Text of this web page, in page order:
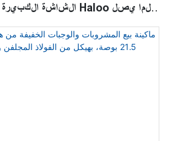
إلى 360 زجاجة من المياه أو المشروبات